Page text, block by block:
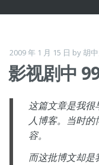
2009 年 1 月 15 日 by胡
影视剧中
这篇文章是我
人博客。当时
容。
而这批博文却